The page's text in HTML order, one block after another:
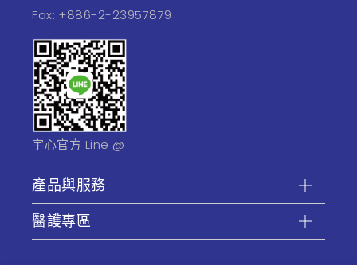
產品與服務
醫護專區
Fax: +886-2-23957879
宇心官方 Line @